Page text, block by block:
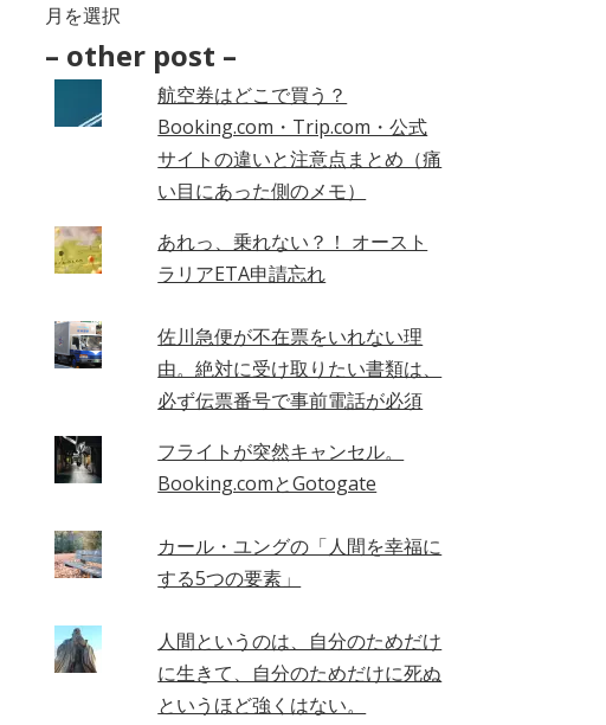
–
Archives
– other post –
航空券はどこで買う？
Booking.com・Trip.com・公式
サイトの違いと注意点まとめ（痛
い目にあった側のメモ）
あれっ、乗れない？！ オースト
ラリアETA申請忘れ
佐川急便が不在票をいれない理
由。絶対に受け取りたい書類は、
必ず伝票番号で事前電話が必須
フライトが突然キャンセル。
Booking.comとGotogate
カール・ユングの「人間を幸福に
する5つの要素」
人間というのは、自分のためだけ
に生きて、自分のためだけに死ぬ
というほど強くはない。